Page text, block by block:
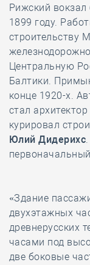
Рижский вокзал
1899 году.
строительству
Центральную
Балтики.
конце 1920-х.
стал архитектор
курировал
Юлий Дидерихс
«Здание
двухэтажных
древнерусских
часами под
две боковые